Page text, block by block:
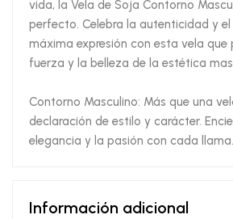
vida, la Vela de Soja Contorno
perfecto. Celebra la autenticidad y el
máxima expresión con esta vela que
fuerza y la belleza de la estética
Contorno Masculino: Más que una
declaración de estilo y carácter.
elegancia y la pasión con cada llama.
Información adicional